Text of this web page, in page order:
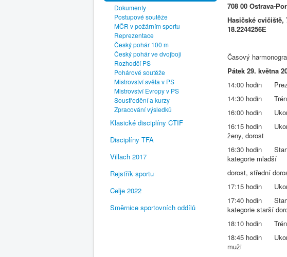
Dokumenty
Postupové soutěže
MČR v požárním sportu
Reprezentace
Český pohár 100 m
Český pohár ve dvojboji
Rozhodčí PS
Pohárové soutěže
Mistrovství světa v PS
Mistrovství Evropy v PS
Soustředění a kurzy
Zpracování výsledků
Klasické disciplíny CTIF
Disciplíny TFA
Villach 2017
Rejstřík sportu
Celje 2022
Směrnice sportovních oddílů
708 00 Ostrava-
Hasičské cvičiště,
18.2244256E
Časový
Pátek 29. května
14:00 hodin
14:30 hodin
16:00 hodin
16:15 hodin
ženy, dorost
16:30 hodin Start
kategorie mladší
dorost, střední
17:15 hodin
17:40 hodin Start
kategorie starší
18:10 hodin
18:45 hodin
muži